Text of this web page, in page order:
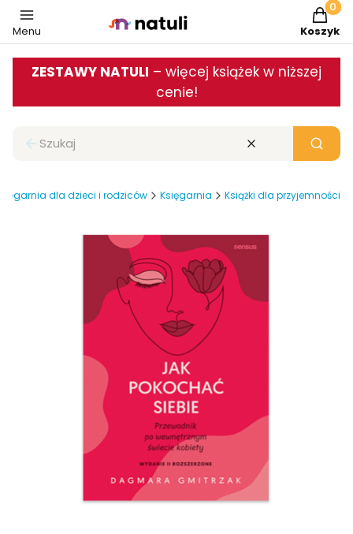
Menu Koszyk
ZESTAWY NATULI – więcej książek w niższej
cenie!
Zamknij wyszukiwarkę Wyczyść Szukaj
dla dzieci i rodziców Księgarnia Książki dla przyjemności